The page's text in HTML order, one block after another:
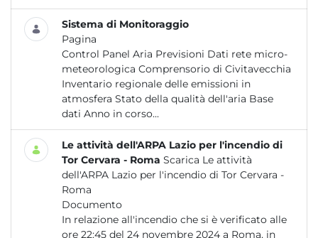
Sistema di Monitoraggio
Pagina
Control Panel Aria Previsioni Dati rete micro-
meteorologica Comprensorio di Civitavecchia
Inventario regionale delle emissioni in
atmosfera Stato della qualità dell'aria Base
dati Anno in corso...
Le attività dell'ARPA Lazio per l'incendio di
Tor Cervara - Roma Scarica Le attività
dell'ARPA Lazio per l'incendio di Tor Cervara -
Roma
Documento
In relazione all'incendio che si è verificato alle
ore 22:45 del 24 novembre 2024 a Roma, in